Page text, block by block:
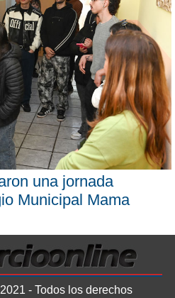
una jornada
Municipal Mama
- Todos los derechos